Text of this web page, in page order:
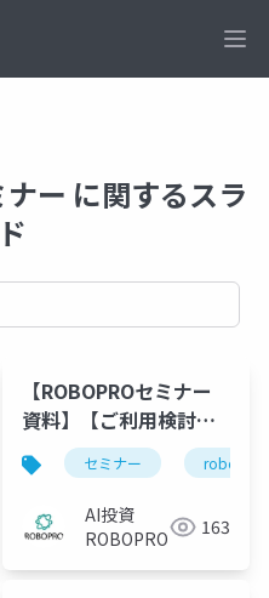
ー に関するスラ
roboproセミナー
【ROBOPROセミナー
資料】【ご利用検討中
の方向け】AI投資
ROBOPRO徹底解説～
始める前に知っておき
たいポイントとは？～
セミナー robopro
AI投資
ROBOPRO
163